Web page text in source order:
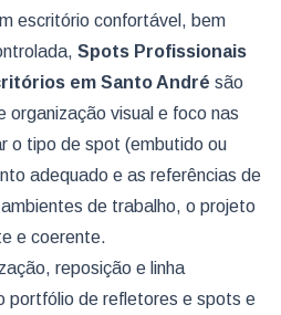
escritório confortável, bem
Spots Profissionais
em Santo André são
organização visual e foco nas
o tipo de spot (embutido ou
adequado e as referências de
de trabalho, o projeto
e coerente.
reposição e linha
portfólio de refletores e spots e